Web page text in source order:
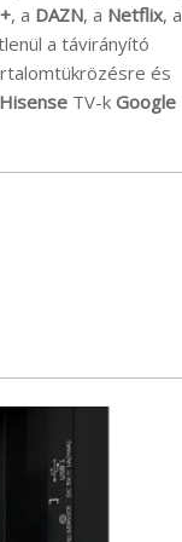
, a DAZN, a Netflix, a
a távirányító
és
Hisense TV-k Google